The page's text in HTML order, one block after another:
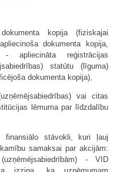
kopija (fiziskajai
dokumenta kopija,
- apliecināta reģistrācijas
statūtu (līguma)
dokumenta kopija),
vai citas
lēmuma par līdzdalību
finansiālo stāvokli, kuri ļauj
samaksai par akcijām:
- VID